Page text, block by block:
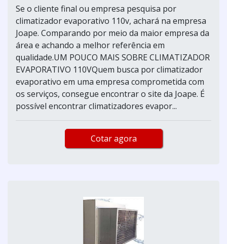
Se o cliente final ou empresa pesquisa por
climatizador evaporativo 110v, achará na empresa
Joape. Comparando por meio da maior empresa da
área e achando a melhor referência em
qualidade.UM POUCO MAIS SOBRE CLIMATIZADOR
EVAPORATIVO 110VQuem busca por climatizador
evaporativo em uma empresa comprometida com
os serviços, consegue encontrar o site da Joape. É
possível encontrar climatizadores evapor...
Cotar agora